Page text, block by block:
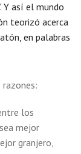
Y así el mundo
teorizó acerca
en palabras
los
mejor
granjero,